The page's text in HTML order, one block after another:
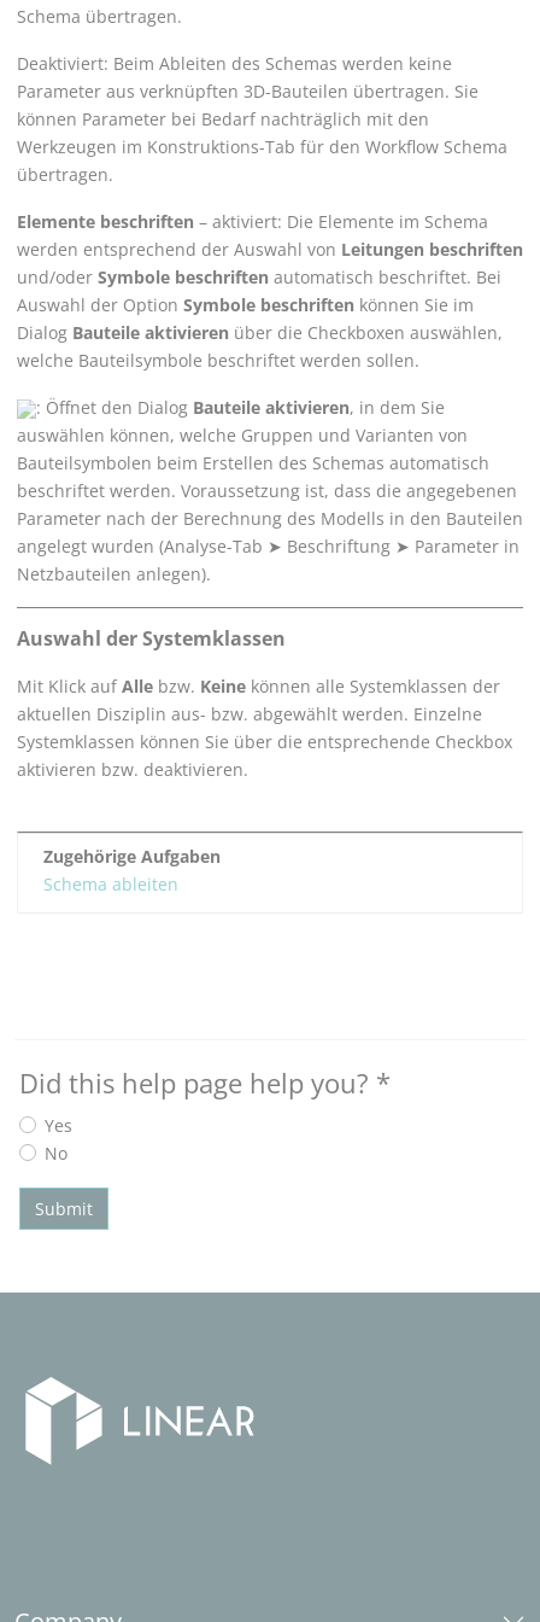
Schema übertragen.
Deaktiviert: Beim Ableiten des Schemas werden keine
Parameter aus verknüpften 3D-Bauteilen übertragen. Sie
können Parameter bei Bedarf nachträglich mit den
Werkzeugen im Konstruktions-Tab für den Workflow Schema
übertragen.
Elemente beschriften – aktiviert: Die Elemente im Schema
werden entsprechend der Auswahl von Leitungen beschriften
und/oder Symbole beschriften automatisch beschriftet. Bei
Auswahl der Option Symbole beschriften können Sie im
Dialog Bauteile aktivieren über die Checkboxen auswählen,
welche Bauteilsymbole beschriftet werden sollen.
: Öffnet den Dialog Bauteile aktivieren, in dem Sie
auswählen können, welche Gruppen und Varianten von
Bauteilsymbolen beim Erstellen des Schemas automatisch
beschriftet werden. Voraussetzung ist, dass die angegebenen
Parameter nach der Berechnung des Modells in den Bauteilen
angelegt wurden (Analyse-Tab ➤ Beschriftung ➤ Parameter in
Netzbauteilen anlegen).
Auswahl der Systemklassen
Mit Klick auf Alle bzw. Keine können alle Systemklassen der
aktuellen Disziplin aus- bzw. abgewählt werden. Einzelne
Systemklassen können Sie über die entsprechende Checkbox
aktivieren bzw. deaktivieren.
Zugehörige Aufgaben
Schema ableiten
Did this help page help you? *
Yes
No
Submit